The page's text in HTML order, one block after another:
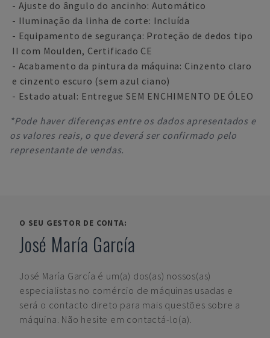
- Ajuste do ângulo do ancinho: Automático
- Iluminação da linha de corte: Incluída
- Equipamento de segurança: Proteção de dedos tipo
II com Moulden, Certificado CE
- Acabamento da pintura da máquina: Cinzento claro
e cinzento escuro (sem azul ciano)
- Estado atual: Entregue SEM ENCHIMENTO DE ÓLEO
*Pode haver diferenças entre os dados apresentados e
os valores reais, o que deverá ser confirmado pelo
representante de vendas.
O SEU GESTOR DE CONTA:
José María García
José María García é um(a) dos(as) nossos(as)
especialistas no comércio de máquinas usadas e
será o contacto direto para mais questões sobre a
máquina. Não hesite em contactá-lo(a).